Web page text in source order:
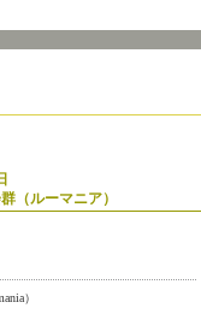
（ルーマニア）
）